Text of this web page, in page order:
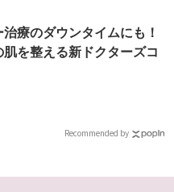
治療のダウンタイムにも！
肌を整える新ドクターズコ
Recommended by